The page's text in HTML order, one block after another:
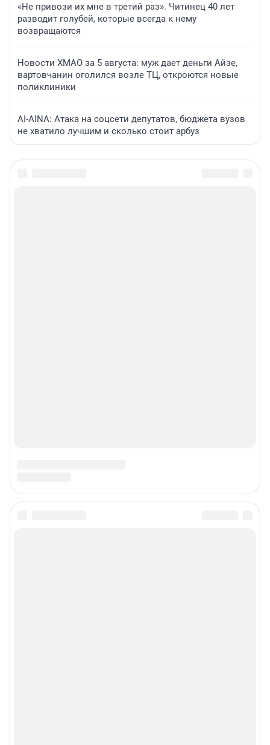
«Не привози их мне в третий раз». Читинец 40 лет
разводит голубей, которые всегда к нему
возвращаются
Новости ХМАО за 5 августа: муж дает деньги Айзе,
вартовчанин оголился возле ТЦ, откроются новые
поликлиники
AI-AINA: Атака на соцсети депутатов, бюджета вузов
не хватило лучшим и сколько стоит арбуз